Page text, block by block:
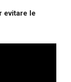
evitare le